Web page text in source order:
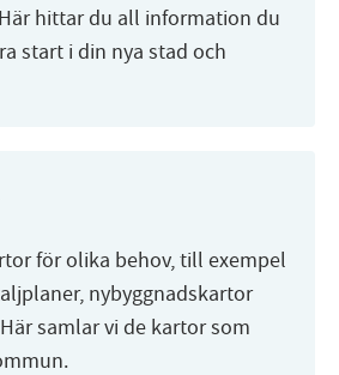
hittar du all information du
start i din nya stad och
för olika behov, till exempel
nybyggnadskartor
samlar vi de kartor som